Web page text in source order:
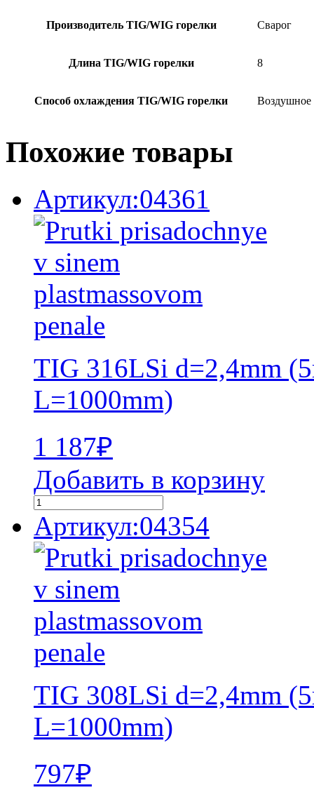
Производитель TIG/WIG горелки Сварог
Длина TIG/WIG горелки 8
Способ охлаждения TIG/WIG горелки Воздушное
Похожие товары
Артикул:04361
TIG 316LSi d=2,4mm
L=1000mm)
1 187₽
Добавить в корзину
Артикул:04354
TIG 308LSi d=2,4mm
L=1000mm)
797₽